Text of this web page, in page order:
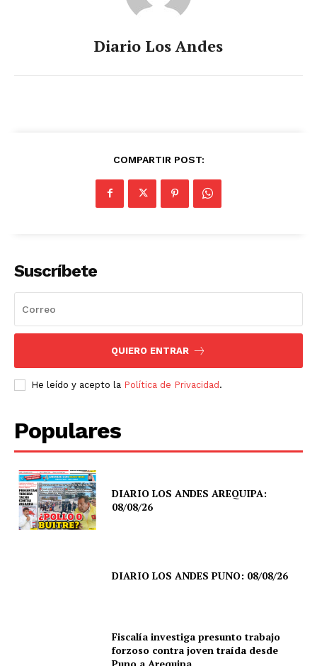
Diario Los Andes
COMPARTIR POST:
Suscríbete
QUIERO ENTRAR
He leído y acepto la Política de Privacidad.
Populares
DIARIO LOS ANDES AREQUIPA:
08/08/26
DIARIO LOS ANDES PUNO: 08/08/26
Fiscalía investiga presunto trabajo
forzoso contra joven traída desde